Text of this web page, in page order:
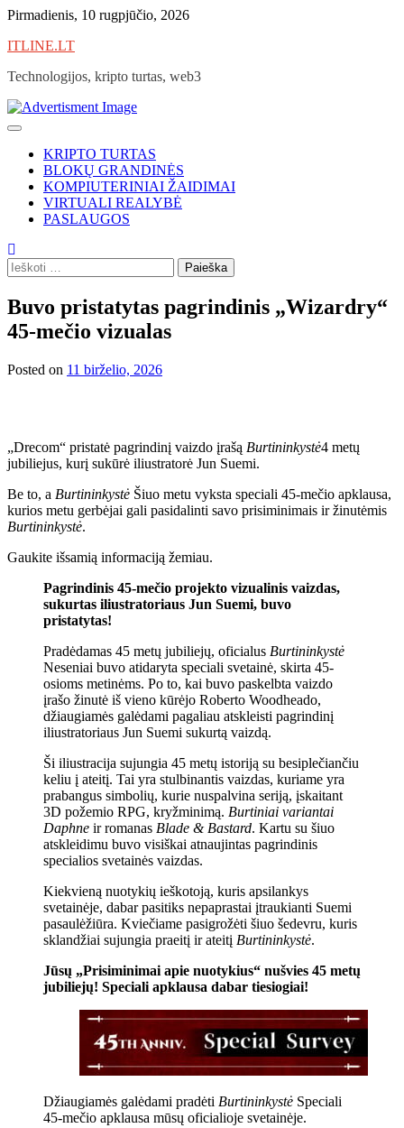
Skip
content
Pirmadienis, 10 rugpjūčio, 2026
ITLINE.LT
Technologijos, kripto turtas, web3
KRIPTO TURTAS
BLOKŲ GRANDINĖS
KOMPIUTERINIAI ŽAIDIMAI
VIRTUALI REALYBĖ
PASLAUGOS
Ieškoti:
Buvo pristatytas pagrindinis „Wizardry“
45-mečio vizualas
Posted on 11 birželio, 2026
„Drecom“ pristatė pagrindinį vaizdo įrašą Burtininkystė4 metų
jubiliejus, kurį sukūrė iliustratorė Jun Suemi.
Be to, a Burtininkystė Šiuo metu vyksta speciali 45-mečio apklausa,
kurios metu gerbėjai gali pasidalinti savo prisiminimais ir žinutėmis
Burtininkystė.
Gaukite išsamią informaciją žemiau.
Pagrindinis 45-mečio projekto vizualinis vaizdas,
sukurtas iliustratoriaus Jun Suemi, buvo
pristatytas!
Pradėdamas 45 metų jubiliejų, oficialus Burtininkystė
Neseniai buvo atidaryta speciali svetainė, skirta 45-
osioms metinėms. Po to, kai buvo paskelbta vaizdo
įrašo žinutė iš vieno kūrėjo Roberto Woodheado,
džiaugiamės galėdami pagaliau atskleisti pagrindinį
iliustratoriaus Jun Suemi sukurtą vaizdą.
Ši iliustracija sujungia 45 metų istoriją su besiplečiančiu
keliu į ateitį. Tai yra stulbinantis vaizdas, kuriame yra
prabangus simbolių, kurie nuspalvina seriją, įskaitant
3D požemio RPG, kryžminimą. Burtiniai variantai
Daphne ir romanas Blade & Bastard. Kartu su šiuo
atskleidimu buvo visiškai atnaujintas pagrindinis
specialios svetainės vaizdas.
Kiekvieną nuotykių ieškotoją, kuris apsilankys
svetainėje, dabar pasitiks nepaprastai įtraukianti Suemi
pasaulėžiūra. Kviečiame pasigrožėti šiuo šedevru, kuris
sklandžiai sujungia praeitį ir ateitį Burtininkystė.
Jūsų „Prisiminimai apie nuotykius“ nušvies 45 metų
jubiliejų! Speciali apklausa dabar tiesiogiai!
Džiaugiamės galėdami pradėti Burtininkystė Speciali
45-mečio apklausa mūsų oficialioje svetainėje.